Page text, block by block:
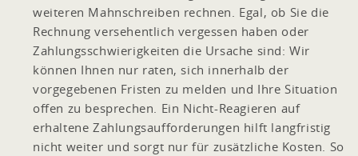
weiteren Mahnschreiben rechnen. Egal, ob Sie die
Rechnung versehentlich vergessen haben oder
Zahlungsschwierigkeiten die Ursache sind: Wir
können Ihnen nur raten, sich innerhalb der
vorgegebenen Fristen zu melden und Ihre Situation
offen zu besprechen. Ein Nicht-Reagieren auf
erhaltene Zahlungsaufforderungen hilft langfristig
nicht weiter und sorgt nur für zusätzliche Kosten. So